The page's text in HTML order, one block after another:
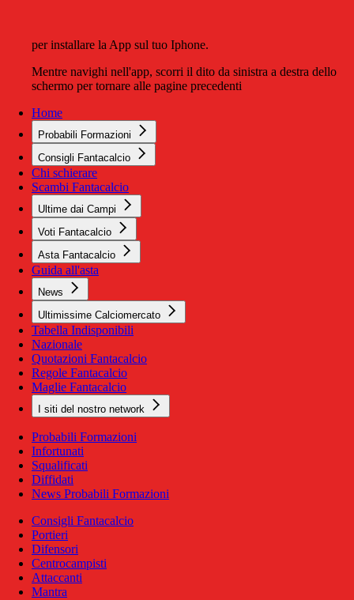
per installare la App sul tuo Iphone.
Mentre navighi nell'app, scorri il dito da sinistra a destra dello
schermo per tornare alle pagine precedenti
Home
Probabili Formazioni
Consigli Fantacalcio
Chi schierare
Scambi Fantacalcio
Ultime dai Campi
Voti Fantacalcio
Asta Fantacalcio
Guida all'asta
News
Ultimissime Calciomercato
Tabella Indisponibili
Nazionale
Quotazioni Fantacalcio
Regole Fantacalcio
Maglie Fantacalcio
I siti del nostro network
Probabili Formazioni
Infortunati
Squalificati
Diffidati
News Probabili Formazioni
Consigli Fantacalcio
Portieri
Difensori
Centrocampisti
Attaccanti
Mantra